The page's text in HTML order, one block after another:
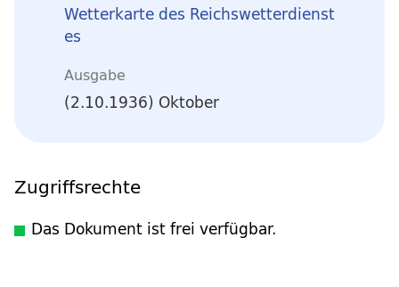
Wetterkarte des Reichswetterdienst
es
Ausgabe
(2.10.1936) Oktober
Zugriffsrechte
Das Dokument ist frei verfügbar.